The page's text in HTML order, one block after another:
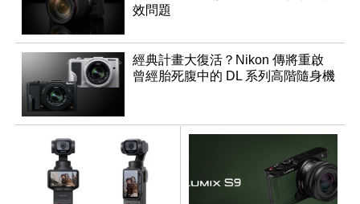
效問題
經典計畫大復活？Nikon 傳將重啟
曾經胎死腹中的 DL 系列高階隨身機